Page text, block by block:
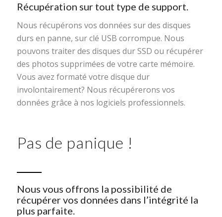
Récupération sur tout type de support.
Nous récupérons vos données sur des disques
durs en panne, sur clé USB corrompue. Nous
pouvons traiter des disques dur SSD ou récupérer
des photos supprimées de votre carte mémoire.
Vous avez formaté votre disque dur
involontairement? Nous récupérerons vos
données grâce à nos logiciels professionnels.
Pas de panique !
Nous vous offrons la possibilité de
récupérer vos données dans l’intégrité la
plus parfaite.